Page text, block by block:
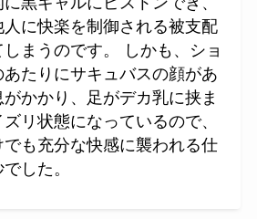
人に快楽を制御される被支配
まうのです。 しかも、ショ
あたりにサキュバスの顔があ
がかかり、足がデカ乳に挟ま
リ状態になっているので、
も充分な快感に襲われる仕
した。